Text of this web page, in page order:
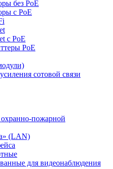
без PoE
с PoE
с PoE
PoE
сотовой связи
пожарной
(LAN)
для видеонаблюдения